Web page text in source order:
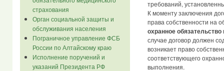
страхования
Орган социальной защиты и
обслуживания населения
Пограничное управление ФСБ
России по Алтайскому краю
Исполнение поручений и
указаний Президента РФ
требований,
К моменту заключения
права собственности на
охранное обязательство
случае договор должен
возникает право
соответствующего
выполнения.